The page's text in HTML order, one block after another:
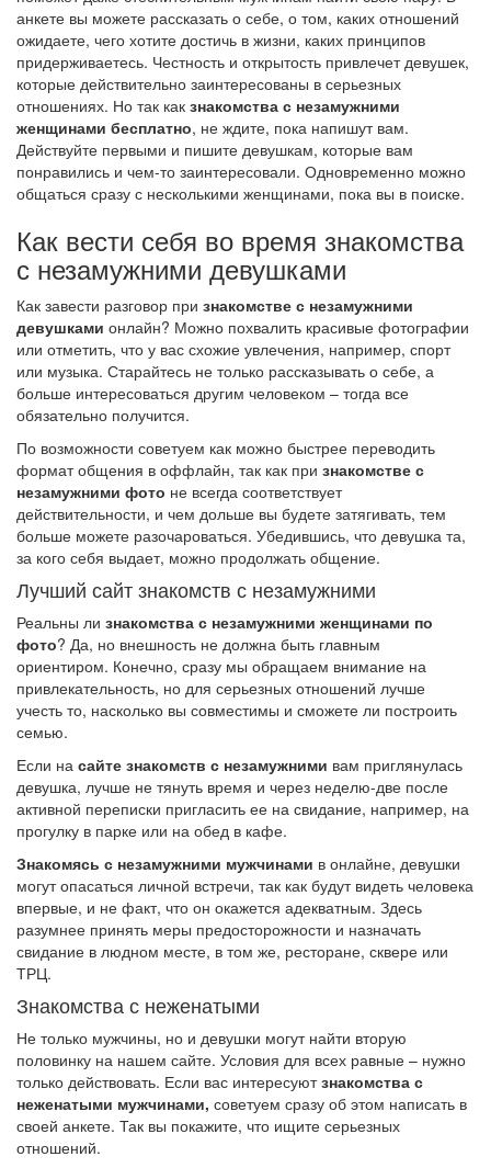
анкете вы можете рассказать о себе, о том, каких отношений
ожидаете, чего хотите достичь в жизни, каких принципов
придерживаетесь. Честность и открытость привлечет девушек,
которые действительно заинтересованы в серьезных
отношениях. Но так как знакомства с незамужними
женщинами бесплатно, не ждите, пока напишут вам.
Действуйте первыми и пишите девушкам, которые вам
понравились и чем-то заинтересовали. Одновременно можно
общаться сразу с несколькими женщинами, пока вы в поиске.
Как вести себя во время знакомства
с незамужними девушками
Как завести разговор при знакомстве с незамужними
девушками онлайн? Можно похвалить красивые фотографии
или отметить, что у вас схожие увлечения, например, спорт
или музыка. Старайтесь не только рассказывать о себе, а
больше интересоваться другим человеком – тогда все
обязательно получится.
По возможности советуем как можно быстрее переводить
формат общения в оффлайн, так как при знакомстве с
незамужними фото не всегда соответствует
действительности, и чем дольше вы будете затягивать, тем
больше можете разочароваться. Убедившись, что девушка та,
за кого себя выдает, можно продолжать общение.
Лучший сайт знакомств с незамужними
Реальны ли знакомства с незамужними женщинами по
фото? Да, но внешность не должна быть главным
ориентиром. Конечно, сразу мы обращаем внимание на
привлекательность, но для серьезных отношений лучше
учесть то, насколько вы совместимы и сможете ли построить
семью.
Если на сайте знакомств с незамужними вам приглянулась
девушка, лучше не тянуть время и через неделю-две после
активной переписки пригласить ее на свидание, например, на
прогулку в парке или на обед в кафе.
Знакомясь с незамужними мужчинами в онлайне, девушки
могут опасаться личной встречи, так как будут видеть человека
впервые, и не факт, что он окажется адекватным. Здесь
разумнее принять меры предосторожности и назначать
свидание в людном месте, в том же, ресторане, сквере или
ТРЦ.
Знакомства с неженатыми
Не только мужчины, но и девушки могут найти вторую
половинку на нашем сайте. Условия для всех равные – нужно
только действовать. Если вас интересуютзнакомства с
неженатыми мужчинами, советуем сразу об этом написать в
своей анкете. Так вы покажите, что ищите серьезных
отношений.